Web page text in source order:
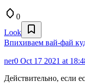
0
Look
Впихиваем вай-фай
ner0 Oct 17 2021 at
Действительно, если